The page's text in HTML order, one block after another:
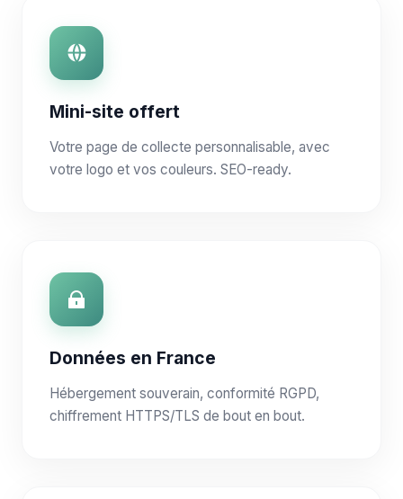
Mini-site offert
Votre page de collecte personnalisable, avec
votre logo et vos couleurs. SEO-ready.
Données en France
Hébergement souverain, conformité RGPD,
chiffrement HTTPS/TLS de bout en bout.